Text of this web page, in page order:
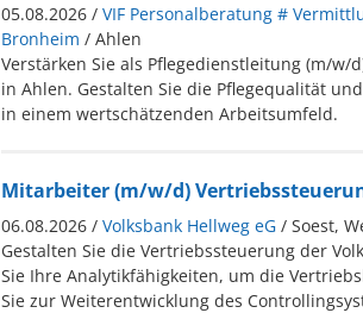
05.08.2026 / VIF Personalberatung #
Bronheim / Ahlen
Verstärken Sie als Pflegedienstleitung (m/
in Ahlen. Gestalten Sie die Pflegequalität
in einem wertschätzenden Arbeitsumfeld.
Mitarbeiter (m/w/d)
06.08.2026 / Volksbank Hellweg eG / Soest,
Gestalten Sie die Vertriebssteuerung der
Sie Ihre Analytikfähigkeiten, um die
Sie zur Weiterentwicklung des